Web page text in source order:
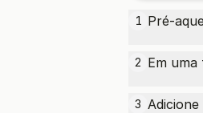
1 Pré-
2 Em
3